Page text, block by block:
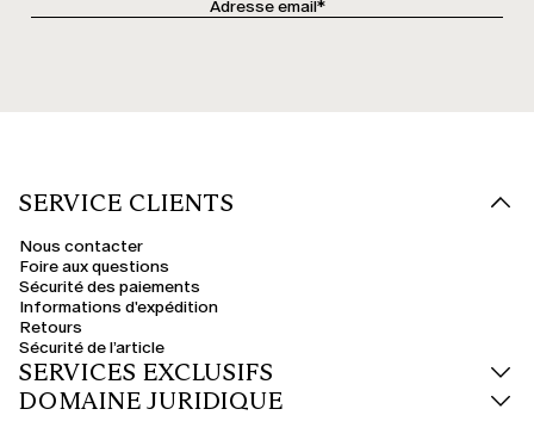
SERVICE CLIENTS
Nous contacter
Foire aux questions
Sécurité des paiements
Informations d'expédition
Retours
Sécurité de l’article
SERVICES EXCLUSIFS
DOMAINE JURIDIQUE